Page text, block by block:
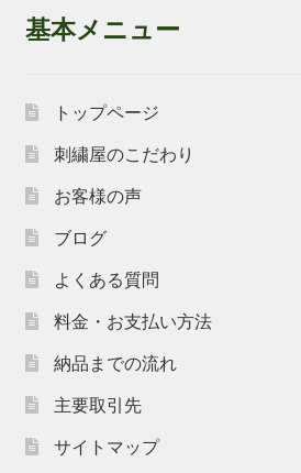
基本メニュー
トップページ
刺繍屋のこだわり
お客様の声
ブログ
よくある質問
料金・お支払い方法
納品までの流れ
主要取引先
サイトマップ